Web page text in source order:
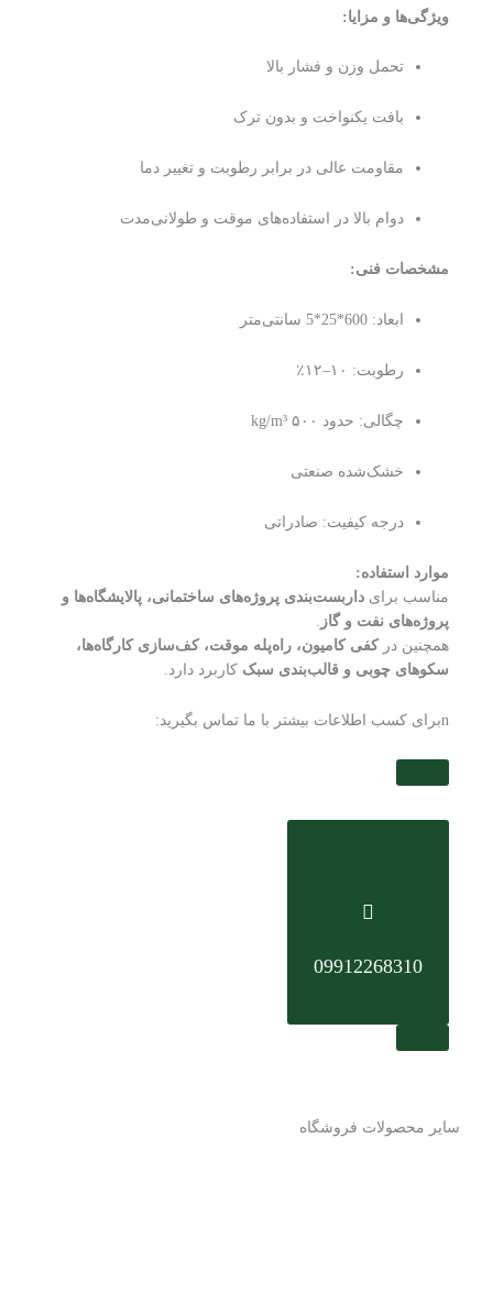
ویژگی‌ها و مزایا:
تحمل وزن و فشار بالا
بافت یکنواخت و بدون ترک
مقاومت عالی در برابر رطوبت و تغییر دما
دوام بالا در استفاده‌های موقت و طولانی‌مدت
مشخصات فنی:
ابعاد: 600*25*5 سانتی‌متر
رطوبت: ۱۰–۱۲٪
چگالی: حدود ۵۰۰ kg/m³
خشک‌شده صنعتی
درجه کیفیت: صادراتی
موارد استفاده:
مناسب برای داربست‌بندی پروژه‌های ساختمانی، پالایشگاه‌ها و
پروژه‌های نفت و گاز
همچنین در کفی کامیون، راه‌پله موقت، کف‌سازی کارگاه‌ها،
سکوهای چوبی و قالب‌بندی سبک کاربرد دارد.
nبرای کسب اطلاعات بیشتر با ما تماس بگیرید:
09912268310
سایر محصولات فروشگاه